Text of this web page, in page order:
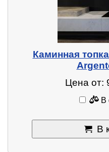
Каминная
Цена от:
В
В